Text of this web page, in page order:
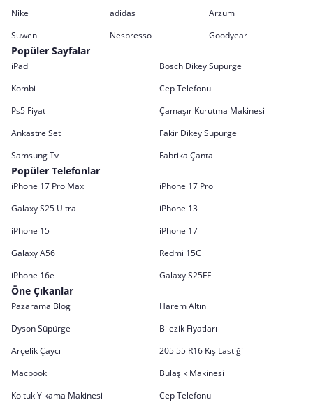
Nike adidas
Arzum
Suwen
Nespresso Goodyear
Popüler Sayfalar
iPad
Bosch Dikey Süpürge
Kombi
Cep Telefonu
Ps5 Fiyat
Çamaşır Kurutma Makinesi
Ankastre Set
Fakir Dikey Süpürge
Samsung Tv
Fabrika Çanta
Popüler Telefonlar
iPhone 17 Pro Max
iPhone 17 Pro
Galaxy S25 Ultra
iPhone 13
iPhone 15
iPhone 17
Galaxy A56
Redmi 15C
iPhone 16e
Galaxy S25FE
Öne Çıkanlar
Pazarama Blog
Harem Altın
Dyson Süpürge
Bilezik Fiyatları
Arçelik Çaycı
205 55 R16 Kış Lastiği
Macbook
Bulaşık Makinesi
Koltuk Yıkama Makinesi
Cep Telefonu